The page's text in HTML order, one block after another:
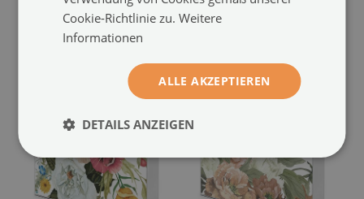
Größe von: 80x60 cm
59.99 €
Größe von: 80x60 cm
Cookie-Richtlinie zu.Weitere
Informationen
ALLE AKZEPTIEREN
DETAILS ANZEIGEN